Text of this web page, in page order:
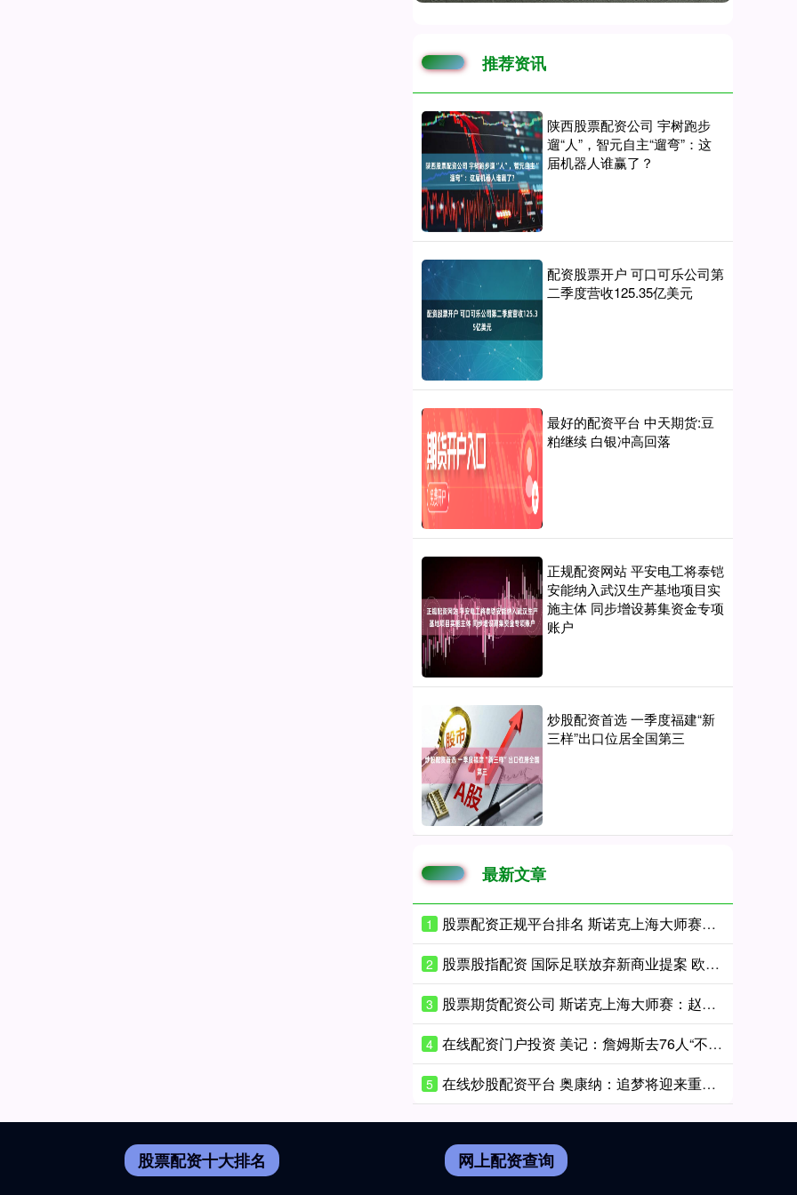
推荐资讯
陕西股票配资公司 宇树跑步
遛“人”，智元自主“遛弯”：这
届机器人谁赢了？
配资股票开户 可口可乐公司第
二季度营收125.35亿美元
最好的配资平台 中天期货:豆
粕继续 白银冲高回落
正规配资网站 平安电工将泰铠
安能纳入武汉生产基地项目实
施主体 同步增设募集资金专项
账户
炒股配资首选 一季度福建“新
三样”出口位居全国第三
最新文章
1 股票配资正规平台排名 斯诺克上海大师赛半决赛：第一阶段赵心童4-5落后威尔逊
2 股票股指配资 国际足联放弃新商业提案 欧足联表示欢迎
3 股票期货配资公司 斯诺克上海大师赛：赵心童8-10惜败威尔逊 止步半决赛
4 在线配资门户投资 美记：詹姆斯去76人“不夺冠便成仁” 他和乔丹的比较仍在继续
5 在线炒股配资平台 奥康纳：追梦将迎来重大抉择 回归勇士或追随詹姆斯去76人
股票配资十大排名 网上配资查询